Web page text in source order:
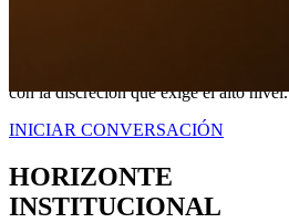
con la discreción que exige el alto nivel.
INICIAR CONVERSACIÓN
HORIZONTE
INSTITUCIONAL